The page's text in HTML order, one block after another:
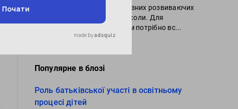
Споживча затребуваність різних розвиваючих
курсів сьогодні зросла як ніколи. Для
повноцінного розвитку дітям потрібно вс...
Популярне в блозі
Роль батьківської участі в освітньому
процесі дітей